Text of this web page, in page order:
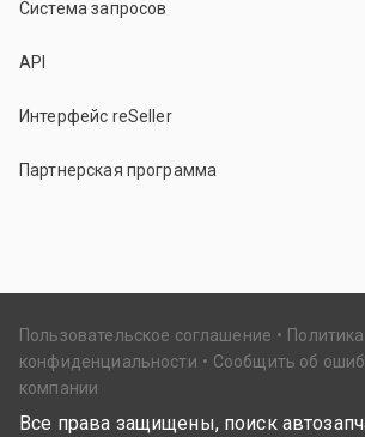
Система запросов
API
Интерфейс reSeller
Партнерская программа
Пользовательское соглашение
Политика
конфиденциальности
Сообщить об
компании
Все права защищены, поиск